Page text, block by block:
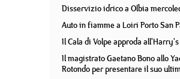
Disservizio idrico a Olbia
Auto in fiamme a Loiri Porto San
Il Cala di Volpe approda
Il magistrato Gaetano Bono allo
Rotondo per presentare il suo